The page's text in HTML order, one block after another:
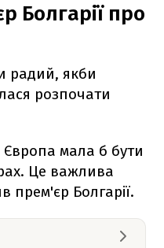
Болгарії про
радий, якби
розпочати
мала б бути
Це важлива
прем'єр Болгарії.